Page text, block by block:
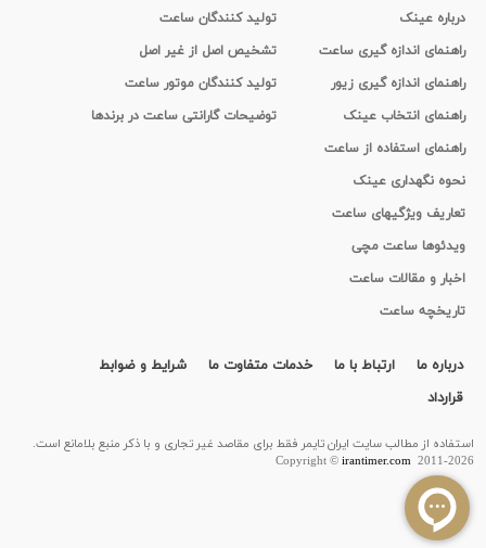
درباره عینک
راهنمای اندازه گیری ساعت
راهنمای اندازه گیری زیور
راهنمای انتخاب عینک
راهنمای استفاده از ساعت
نحوه نگهداری عینک
تعاریف ویژگیهای ساعت
ویدئوها ساعت مچی
اخبار و مقالات ساعت
تاریخچه ساعت
تولید کنندگان ساعت
تشخیص اصل از غیر اصل
تولید کنندگان موتور ساعت
توضیحات گارانتی ساعت در برندها
درباره ما ارتباط با ما خدمات متفاوت ما
شرایط و ضوابط
قرارداد
استفاده از مطالب سايت ایران تایمر فقط برای مقاصد غیر تجاری و با ذکر منبع بلامانع است.
Copyright ©irantimer.com2011-2026